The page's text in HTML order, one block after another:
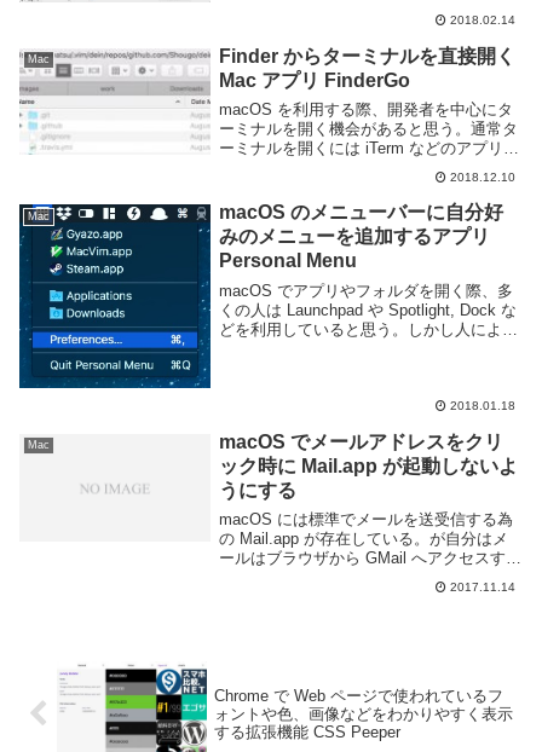
立ち上げる必要がある為、用途によっては
不便です。macOS を利用してい...
2018.02.14
Mac
Finder からターミナルを直接開く
Mac アプリ FinderGo
macOS を利用する際、開発者を中心にタ
ーミナルを開く機会があると思う。通常タ
ーミナルを開くには iTerm などのアプリケ
ーションを開いて目的のディレクトリへ
cd コマンドで移動するという方法を取る
と思うが、ディレクトリ階層が深いとそ...
2018.12.10
Mac
macOS のメニューバーに自分好
みのメニューを追加するアプリ
Personal Menu
macOS でアプリやフォルダを開く際、多
くの人は Launchpad や Spotlight, Dock な
どを利用していると思う。しかし人によっ
2018.01.18
Mac
macOS でメールアドレスをクリ
ック時に Mail.app が起動しないよ
うにする
macOS には標準でメールを送受信する為
の Mail.app が存在している。が自分はメ
ールはブラウザから GMail へアクセスする
為にクライアントソフトは不要だ。不要な
らそのまま放っておけば良いのだが、間違
2017.11.14
Chrome で Web ページで使われているフ
ォントや色、画像などをわかりやすく表示
する拡張機能 CSS Peeper